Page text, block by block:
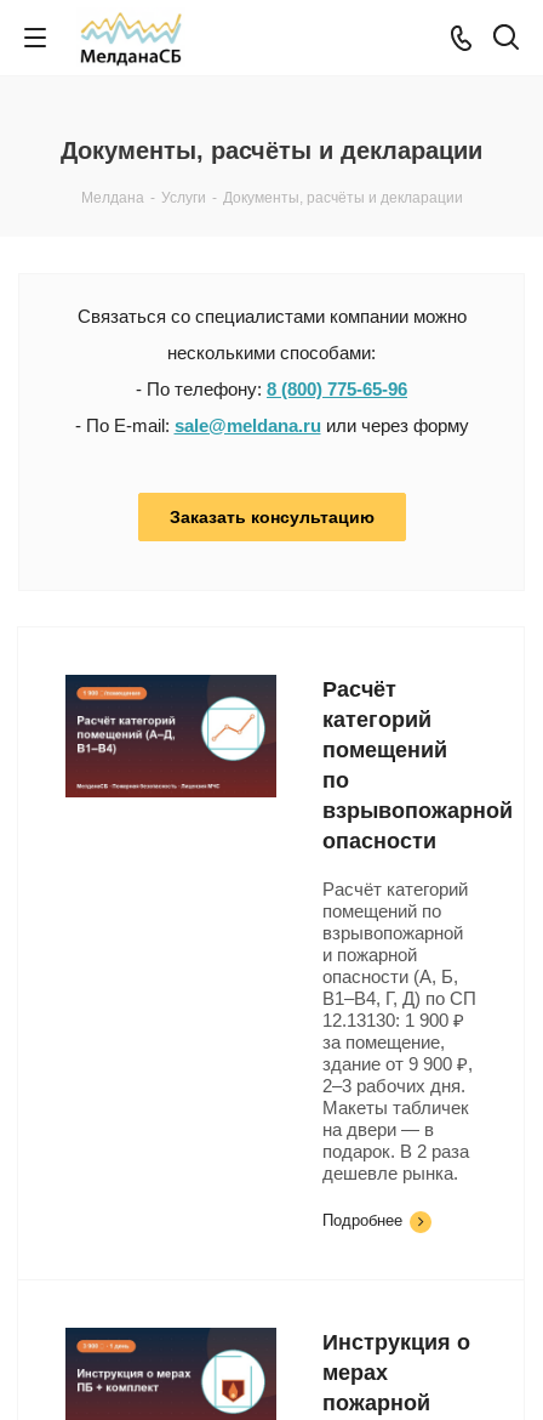
Документы, расчёты и декларации
Мелдана - Услуги - Документы, расчёты и декларации
Связаться со специалистами компании можно
несколькими способами:
- По телефону: 8 (800) 775-65-96
- По E-mail: sale@meldana.ruили через форму
Заказать консультацию
Расчёт
категорий
помещений
по
взрывопожарной
опасности
Расчёт категорий
помещений по
взрывопожарной
и пожарной
опасности (А, Б,
В1–В4, Г, Д) по СП
12.13130: 1 900 ₽
за помещение,
здание от 9 900 ₽,
2–3 рабочих дня.
Макеты табличек
на двери — в
подарок. В 2 раза
дешевле рынка.
Подробнее
Инструкция о
мерах
пожарной